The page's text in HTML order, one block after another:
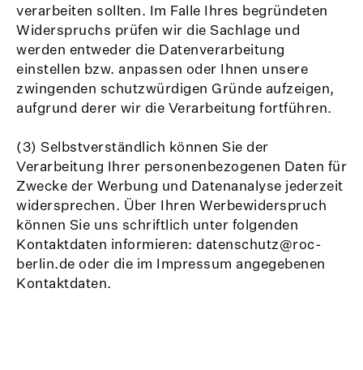
verarbeiten sollten. Im Falle Ihres begründeten
Widerspruchs prüfen wir die Sachlage und
werden entweder die Datenverarbeitung
einstellen bzw. anpassen oder Ihnen unsere
zwingenden schutzwürdigen Gründe aufzeigen,
aufgrund derer wir die Verarbeitung fortführen.
(3) Selbstverständlich können Sie der
Verarbeitung Ihrer personenbezogenen Daten für
Zwecke der Werbung und Datenanalyse jederzeit
widersprechen. Über Ihren Werbewiderspruch
können Sie uns schriftlich unter folgenden
Kontaktdaten informieren: datenschutz@roc-
berlin.de oder die im Impressum angegebenen
Kontaktdaten.